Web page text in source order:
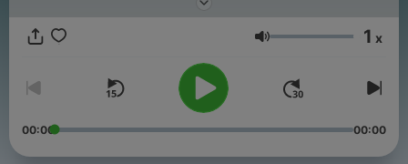
nossos clientes e doentes, trocar ideias e esclarecer dúvidas.
podcast que estará disponível em todas as plataformas de
Graça Rosendo Produção técnica: Many Takes
Volume 1 x
00:00 00:00